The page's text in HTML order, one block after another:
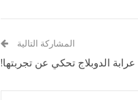
المشاركة التالية
عرابة الدوبلاج تحكي عن تجربتها!